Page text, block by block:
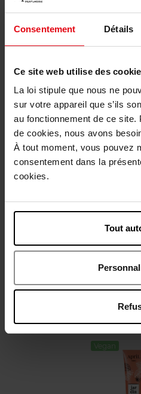
Consentement Détails
Ce site web utilise des
La loi stipule que nous ne
sur votre appareil que s’ils
au fonctionnement de ce
de cookies, nous avons
À tout moment, vous pouvez
consentement dans la
cookies.
Tout
Retour gratuit dans votre
Description
Caractéristiques
Oublié
Vegan